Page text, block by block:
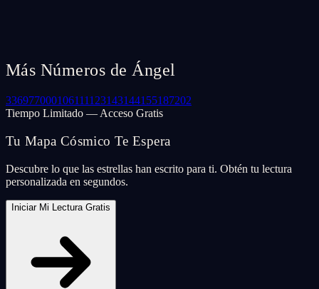
Más Números de Ángel
336977000106111123143144155187202
Tiempo Limitado — Acceso Gratis
Tu Mapa Cósmico Te Espera
Descubre lo que las estrellas han escrito para ti. Obtén tu lectura
personalizada en segundos.
Iniciar Mi Lectura Gratis